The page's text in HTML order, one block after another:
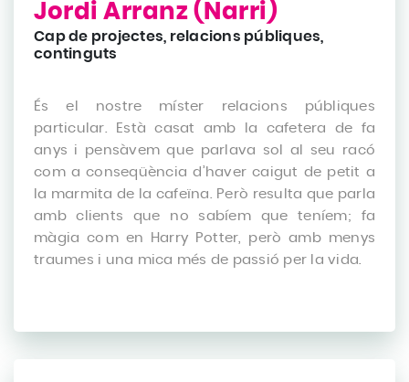
Jordi Arranz (Narri)
Cap de projectes, relacions públiques,
continguts
És el nostre míster relacions públiques
particular. Està casat amb la cafetera de fa
anys i pensàvem que parlava sol al seu racó
com a conseqüència d’haver caigut de petit a
la marmita de la cafeïna. Però resulta que parla
amb clients que no sabíem que teníem; fa
màgia com en Harry Potter, però amb menys
traumes i una mica més de passió per la vida.